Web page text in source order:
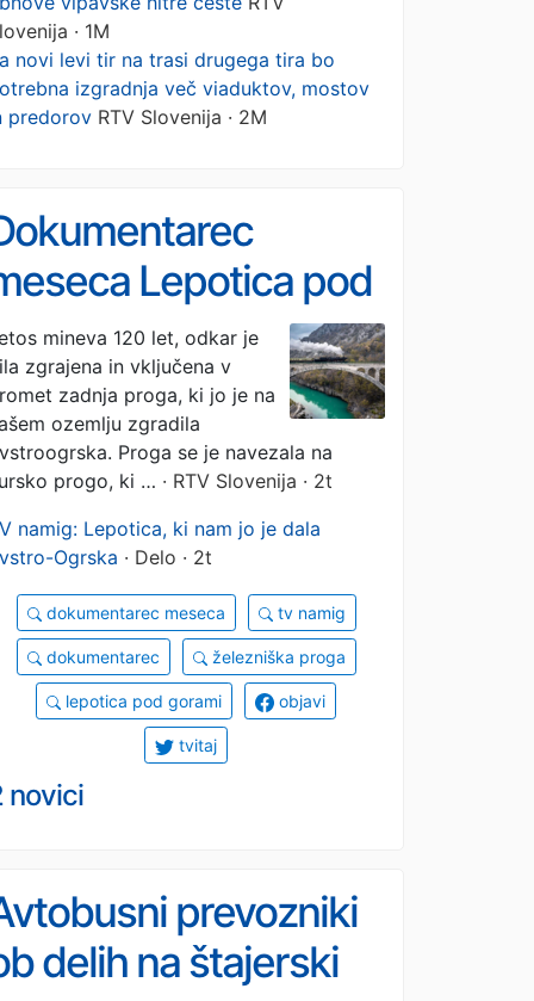
· 1M
novi levi tir na trasi drugega tira bo
izgradnja več viaduktov, mostov
predorov RTV Slovenija · 2M
Lepotica pod
– četrtek ob
na TV SLO 1
mineva 120 let, odkar je
zgrajena in vključena v
zadnja proga, ki jo je na
ozemlju zgradila
Proga se je navezala na
progo, ki … · RTV Slovenija · 2t
namig: Lepotica, ki nam jo je dala
Ogrska · Delo · 2t
dokumentarec meseca tv namig
dokumentarec železniška proga
lepotica pod gorami objavi
tvitaj
novici
prevozniki
delih na štajerski